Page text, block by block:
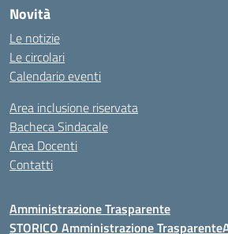
Novità
Le notizie
Le circolari
Calendario eventi
Area inclusione riservata
Bacheca Sindacale
Area Docenti
Contatti
Amministrazione Trasparente
STORICO Amministrazione Trasparente